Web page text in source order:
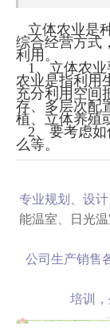
立体农业是
综合经营方式
利用。
1、立体农业
农业是指利用
充分利用空间
存、多层次配
植、立体养殖
2、要考虑如
么等。
专业规划、设
能温室、 日光
公司生产销售
培训